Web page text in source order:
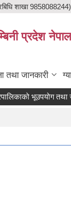
शाखा 9858088244)
प्रदेश नेपाल
तथा जानकारी
भूउपयोग तथा